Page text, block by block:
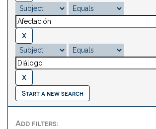
Start a new search
Add filters: